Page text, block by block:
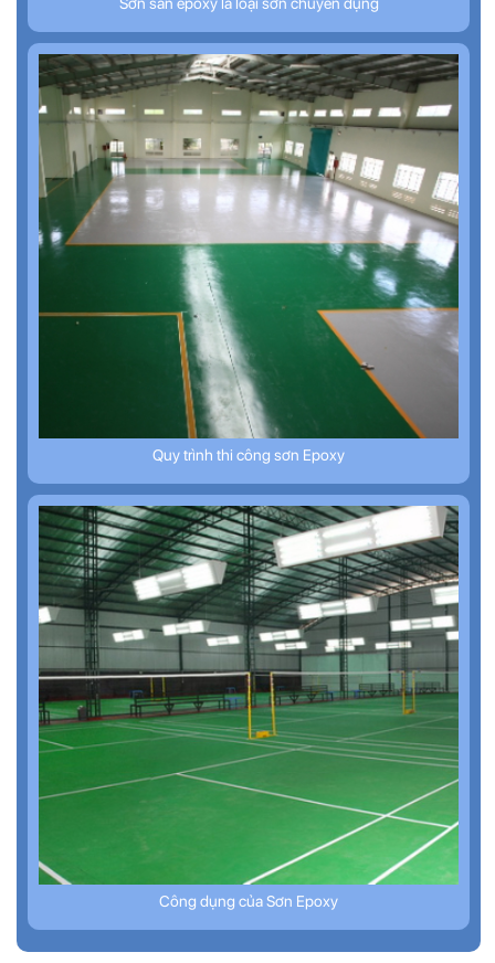
Quy trình thi công sơn Epoxy
Công dụng của Sơn Epoxy